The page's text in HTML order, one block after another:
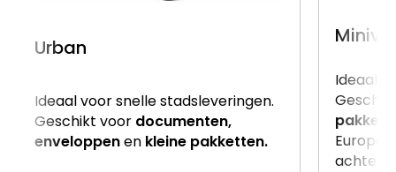
Urban
Ideaal voor snelle stadsleveringen.
Geschikt voor documenten,
enveloppenen kleine pakketten.
Ideaal